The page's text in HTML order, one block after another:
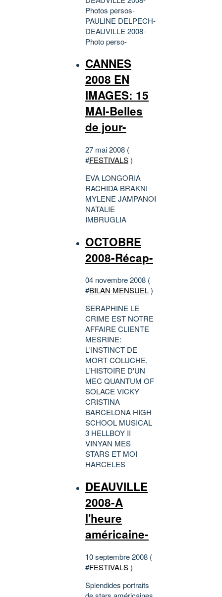
Photos persos-
PAULINE DELPECH-
DEAUVILLE 2008-
Photo perso-
CANNES
2008 EN
IMAGES: 15
MAI-Belles
de jour-
27 mai 2008 (
#FESTIVALS)
EVA LONGORIA
RACHIDA BRAKNI
MYLENE JAMPANOI
NATALIE
IMBRUGLIA
OCTOBRE
2008-Récap-
04 novembre 2008 (
#BILAN MENSUEL)
SERAPHINE LE
CRIME EST NOTRE
AFFAIRE CLIENTE
MESRINE:
L'INSTINCT DE
MORT COLUCHE,
L'HISTOIRE D'UN
MEC QUANTUM OF
SOLACE VICKY
CRISTINA
BARCELONA HIGH
SCHOOL MUSICAL
3 HELLBOY II
VINYAN MES
STARS ET MOI
HARCELES
DEAUVILLE
2008-A
l'heure
américaine-
10 septembre 2008 (
#FESTIVALS)
Splendides portraits